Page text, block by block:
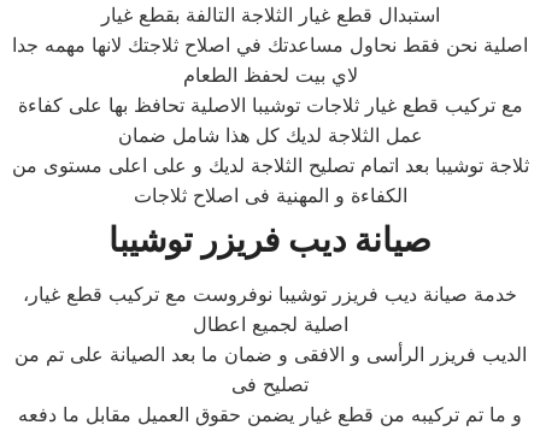
استبدال قطع غيار الثلاجة التالفة بقطع غيار
اصلية نحن فقط نحاول مساعدتك في اصلاح ثلاجتك لانها مهمه جدا
لاي بيت لحفظ الطعام
مع تركيب قطع غيار ثلاجات توشيبا الاصلية تحافظ بها على كفاءة
عمل الثلاجة لديك كل هذا شامل ضمان
ثلاجة توشيبا بعد اتمام تصليح الثلاجة لديك و على اعلى مستوى من
الكفاءة و المهنية فى اصلاح ثلاجات
صيانة ديب فريزر توشيبا
،خدمة صيانة ديب فريزر توشيبا نوفروست مع تركيب قطع غيار
اصلية لجميع اعطال
الديب فريزر الرأسى و الافقى و ضمان ما بعد الصيانة على تم من
تصليح فى
و ما تم تركيبه من قطع غيار يضمن حقوق العميل مقابل ما دفعه